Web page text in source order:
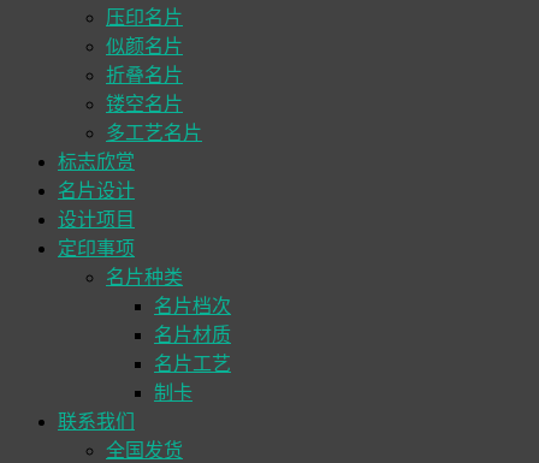
压印名片
似颜名片
折叠名片
镂空名片
多工艺名片
标志欣赏
名片设计
设计项目
定印事项
名片种类
名片档次
名片材质
名片工艺
制卡
联系我们
全国发货